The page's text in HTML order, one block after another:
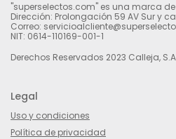
"superselectos.com" es una marca
Dirección: Prolongación 59 AV Sur y
Correo:
NIT: 0614-110169-001-1
Derechos Reservados 2023 Calleja,
Legal
Uso y condiciones
Política de privacidad